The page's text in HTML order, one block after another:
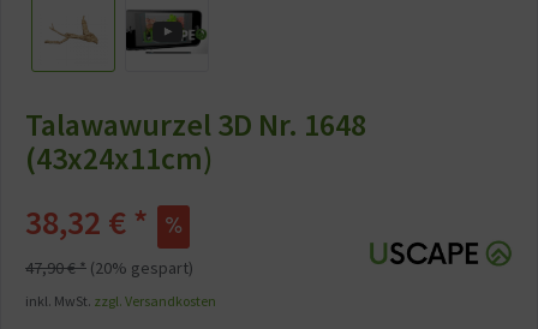
Talawawurzel 3D Nr. 1648
(43x24x11cm)
38,32 € *
47,90 € * (20% gespart)
inkl. MwSt. zzgl. Versandkosten